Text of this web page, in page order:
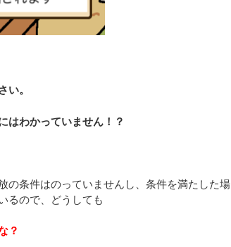
い。
はわかっていません！？
の条件はのっていませんし、条件を満たした場
るので、どうしても
？